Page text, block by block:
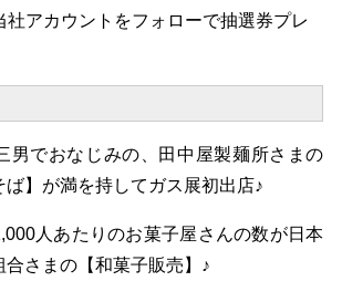
社アカウントをフォローで抽選券プレ
でおなじみの、田中屋製麺所さまの
ば】が満を持してガス展初出店♪
人あたりのお菓子屋さんの数が日本
合さまの【和菓子販売】♪